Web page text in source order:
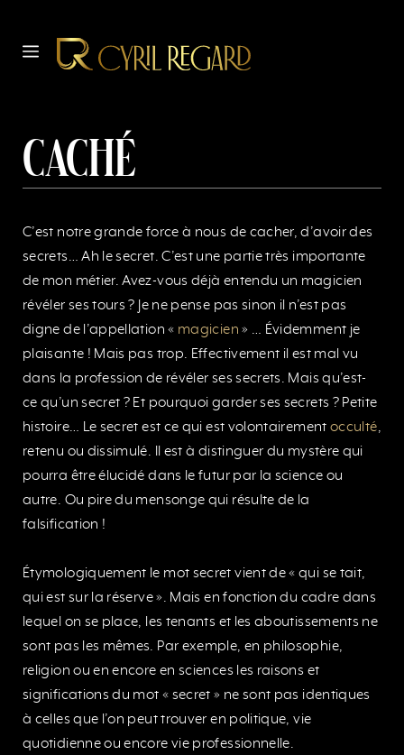
contenuMENU
Caché
C’est notre grande force à nous de cacher, d’avoir des
secrets… Ah le secret. C’est une partie très importante
de mon métier. Avez-vous déjà entendu un magicien
révéler ses tours ? Je ne pense pas sinon il n’est pas
digne de l’appellation « magicien » … Évidemment je
plaisante ! Mais pas trop. Effectivement il est mal vu
dans la profession de révéler ses secrets. Mais qu’est-
ce qu’un secret ? Et pourquoi garder ses secrets ? Petite
histoire… Le secret est ce qui est volontairement occulté,
retenu ou dissimulé. Il est à distinguer du mystère qui
pourra être élucidé dans le futur par la science ou
autre. Ou pire du mensonge qui résulte de la
falsification !
Étymologiquement le mot secret vient de « qui se tait,
qui est sur la réserve ». Mais en fonction du cadre dans
lequel on se place, les tenants et les aboutissements ne
sont pas les mêmes. Par exemple, en philosophie,
religion ou en encore en sciences les raisons et
significations du mot « secret » ne sont pas identiques
à celles que l’on peut trouver en politique, vie
quotidienne ou encore vie professionnelle.